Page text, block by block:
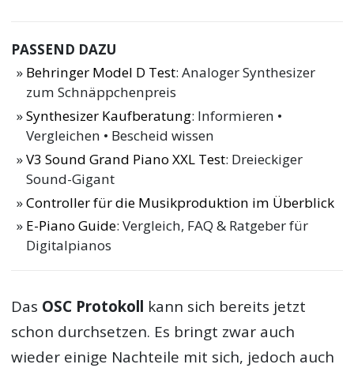
PASSEND DAZU
Behringer Model D Test: Analoger Synthesizer
zum Schnäppchenpreis
Synthesizer Kaufberatung: Informieren •
Vergleichen • Bescheid wissen
V3 Sound Grand Piano XXL Test: Dreieckiger
Sound-Gigant
Controller für die Musikproduktion im Überblick
E-Piano Guide: Vergleich, FAQ & Ratgeber für
Digitalpianos
Das OSC Protokoll kann sich bereits jetzt
schon durchsetzen. Es bringt zwar auch
wieder einige Nachteile mit sich, jedoch auch